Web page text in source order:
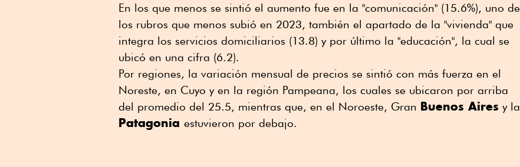
En los que menos se sintió el aumento fue en la "comunicación" (15.6%), uno de
los rubros que menos subió en 2023, también el apartado de la "vivienda" que
integra los servicios domiciliarios (13.8) y por último la "educación", la cual se
ubicó en una cifra (6.2).
Por regiones, la variación mensual de precios se sintió con más fuerza en el
Noreste, en Cuyo y en la región Pampeana, los cuales se ubicaron por arriba
del promedio del 25.5, mientras que, en el Noroeste, Gran Buenos Aires y la
Patagonia estuvieron por debajo.